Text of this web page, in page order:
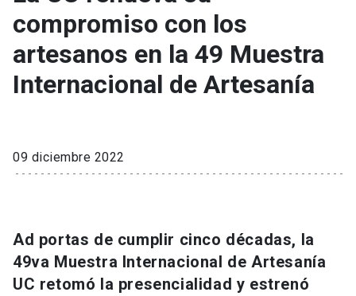
Investigación
Internacionalización launch
Vinculación
Información para keyboard_arrow_down
Futuros estudiantes
Go to english site launch
compromiso con los
artesanos en la 49 Muestra
Internacional de Artesanía
09 diciembre 2022
Ad portas de cumplir cinco décadas, la
49va Muestra Internacional de Artesanía
UC retomó la presencialidad y estrenó